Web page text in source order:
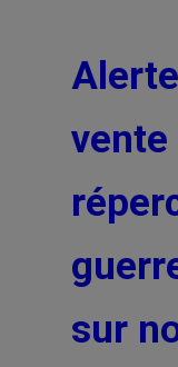
vente
sur